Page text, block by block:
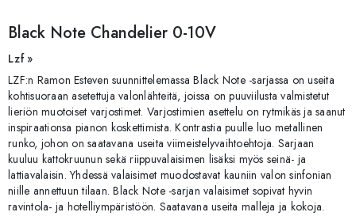
Black Note Chandelier 0-10V
Lzf »
LZF:n Ramon Esteven suunnittelemassa Black Note -sarjassa on useita
kohtisuoraan asetettuja valonlähteitä, joissa on puuviilusta valmistetut
lieriön muotoiset varjostimet. Varjostimien asettelu on rytmikäs ja saanut
inspiraationsa pianon koskettimista. Kontrastia puulle luo metallinen
runko, johon on saatavana useita viimeistelyvaihtoehtoja. Sarjaan
kuuluu kattokruunun sekä riippuvalaisimen lisäksi myös seinä- ja
lattiavalaisin. Yhdessä valaisimet muodostavat kauniin valon sinfonian
niille annettuun tilaan. Black Note -sarjan valaisimet sopivat hyvin
ravintola- ja hotelliympäristöön. Saatavana useita malleja ja kokoja.